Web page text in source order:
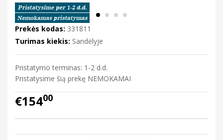
Prekės kodas: 331811
Turimas kiekis: Sandėlyje
Pristatymo terminas: 1-2 d.d.
Pristatysime šią prekę NEMOKAMAI
€15400